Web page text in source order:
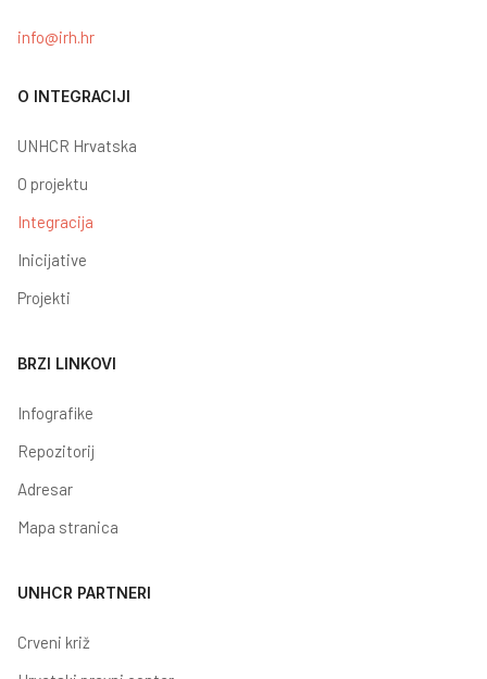
info@irh.hr
O INTEGRACIJI
UNHCR Hrvatska
O projektu
Integracija
Inicijative
Projekti
BRZI LINKOVI
Infografike
Repozitorij
Adresar
Mapa stranica
UNHCR PARTNERI
Crveni križ